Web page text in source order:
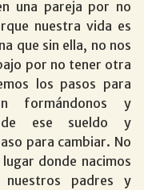
una pareja por no
nuestra vida es
que sin ella, no nos
por no tener otra
los pasos para
formándonos y
de ese sueldo y
para cambiar. No
donde nacimos
padres y